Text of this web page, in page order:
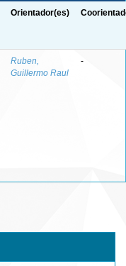
Orientador(es)
Ruben,
Guillermo Raul
-